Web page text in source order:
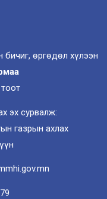
бичиг, өргөдөл хүлээн
эх сурвалж:
газрын ахлах